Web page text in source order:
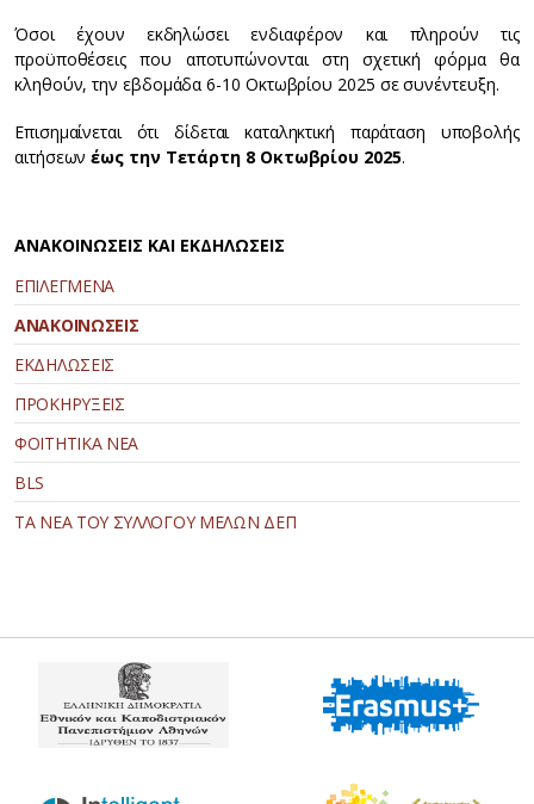
Όσοι έχουν εκδηλώσει ενδιαφέρον και πληρούν τις
προϋποθέσεις που αποτυπώνονται στη σχετική φόρμα θα
κληθούν, την εβδομάδα 6-10 Οκτωβρίου 2025 σε συνέντευξη.
Επισημαίνεται ότι δίδεται καταληκτική παράταση υποβολής
αιτήσεωνέως την Τετάρτη 8 Οκτωβρίου 2025.
ΑΝΑΚΟΙΝΩΣΕΙΣ ΚΑΙ ΕΚΔΗΛΩΣΕΙΣ
ΕΠΙΛΕΓΜΕΝΑ
ΑΝΑΚΟΙΝΩΣΕΙΣ
ΕΚΔΗΛΩΣΕΙΣ
ΠΡΟΚΗΡΥΞΕΙΣ
ΦΟΙΤΗΤΙΚΑ ΝΕΑ
BLS
ΤΑ ΝΕΑ ΤΟΥ ΣΥΛΛΟΓΟΥ ΜΕΛΩΝ ΔΕΠ